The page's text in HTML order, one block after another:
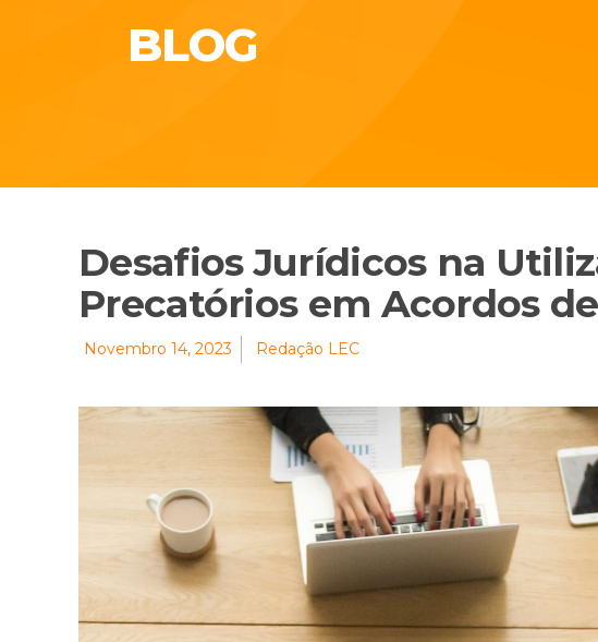
BLOG
Desafios Jurídicos na
Precatórios em Acordos
Novembro 14, 2023 Redação LEC